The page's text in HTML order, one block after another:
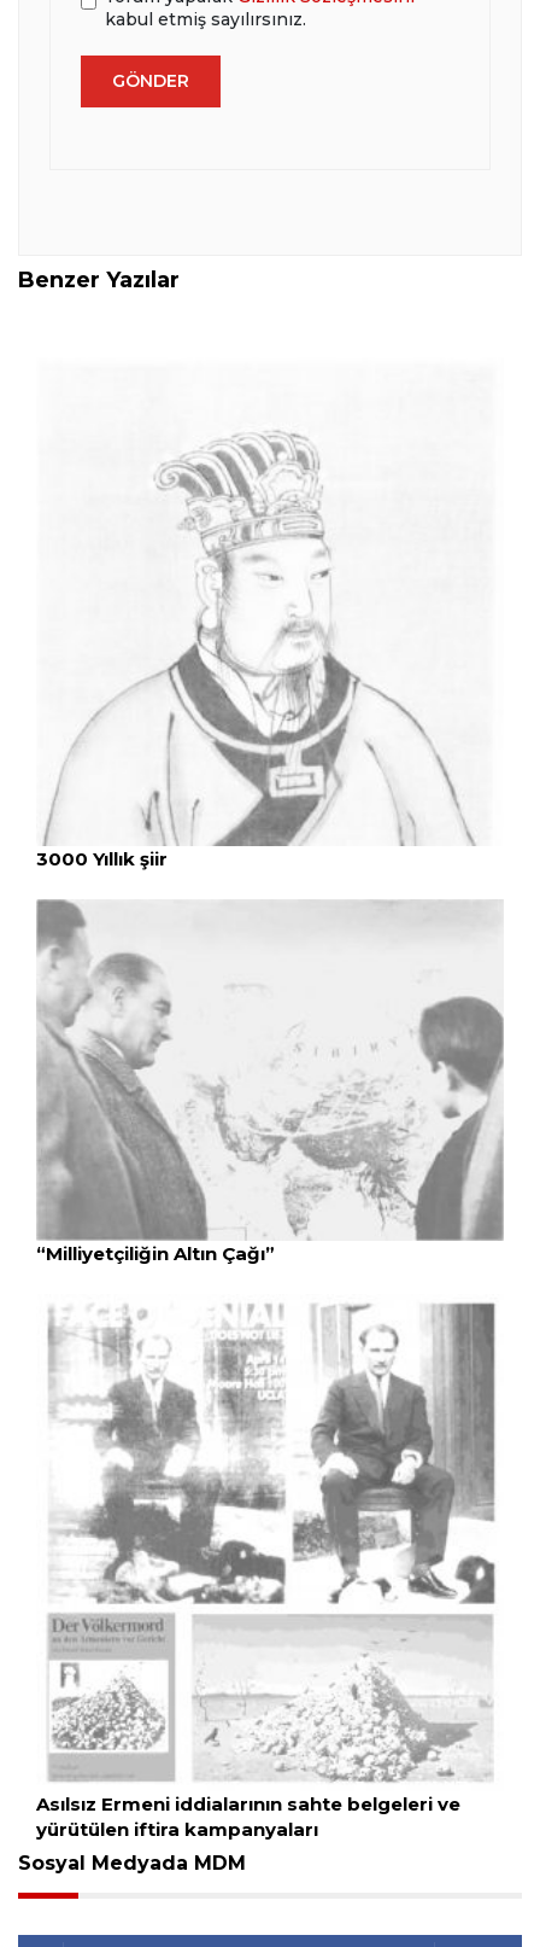
kabul etmiş sayılırsınız.
Benzer Yazılar
3000 Yıllık şiir
“Milliyetçiliğin Altın Çağı”
Asılsız Ermeni iddialarının sahte belgeleri ve
yürütülen iftira kampanyaları
Sosyal Medyada MDM